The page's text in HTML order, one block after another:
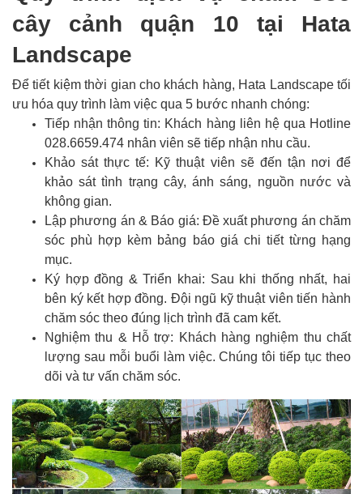
cây cảnh quận 10 tại Hata
Landscape
Để tiết kiệm thời gian cho khách hàng, Hata Landscape tối
ưu hóa quy trình làm việc qua 5 bước nhanh chóng:
Tiếp nhận thông tin: Khách hàng liên hệ qua Hotline
028.6659.474 nhân viên sẽ tiếp nhận nhu cầu.
Khảo sát thực tế: Kỹ thuật viên sẽ đến tận nơi để
khảo sát tình trạng cây, ánh sáng, nguồn nước và
không gian.
Lập phương án & Báo giá: Đề xuất phương án chăm
sóc phù hợp kèm bảng báo giá chi tiết từng hạng
mục.
Ký hợp đồng & Triển khai: Sau khi thống nhất, hai
bên ký kết hợp đồng. Đội ngũ kỹ thuật viên tiến hành
chăm sóc theo đúng lịch trình đã cam kết.
Nghiệm thu & Hỗ trợ: Khách hàng nghiệm thu chất
lượng sau mỗi buổi làm việc. Chúng tôi tiếp tục theo
dõi và tư vấn chăm sóc.